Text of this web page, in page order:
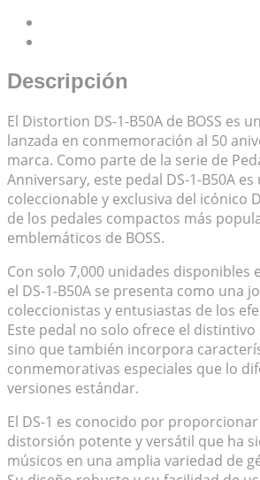
Descripción
El Distortion DS-1-B50A de BOSS es
lanzada en conmemoración al 50
marca. Como parte de la serie de
Anniversary, este pedal DS-1-B50A
coleccionable y exclusiva del icónico
de los pedales compactos más
emblemáticos de BOSS.
Con solo 7,000 unidades disponibles
el DS-1-B50A se presenta como una
coleccionistas y entusiastas de los
Este pedal no solo ofrece el distintivo
sino que también incorpora
conmemorativas especiales que lo
versiones estándar.
El DS-1 es conocido por
distorsión potente y versátil que ha
músicos en una amplia variedad de